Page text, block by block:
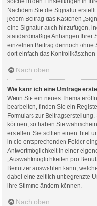
Nachdem Sie die Signatur
jedem Beitrag das Kästchen
eine Signatur auch hinzufügen,
standardmäßige Anhängen Ihrer
einzelnen Beitrag dennoch ohne
dort einfach das Kontrollkästchen
Nach oben
Wie kann ich eine Umfrage
Wenn Sie ein neues Thema
bearbeiten, finden Sie ein
Formulars zur
können, so haben Sie
erstellen. Sie sollten einen Titel
in die entsprechenden Felder
Antwortmöglichkeit in einer
„Auswahlmöglichkeiten pro
Benutzer auswählen kann,
dabei eine zeitlich unbegrenzte
ihre Stimme ändern können.
Nach oben